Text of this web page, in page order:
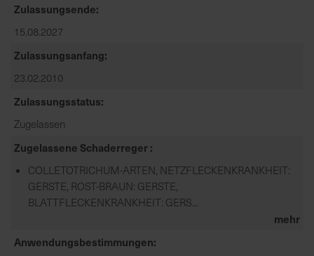
Zulassungsende
15.08.2027
Zulassungsanfang
23.02.2010
Zulassungsstatus
Zugelassen
Zugelassene Schaderreger
COLLETOTRICHUM-ARTEN, NETZFLECKENKRANKHEIT:
GERSTE, ROST-BRAUN: GERSTE,
BLATTFLECKENKRANKHEIT: GERS...
mehr
Anwendungsbestimmungen